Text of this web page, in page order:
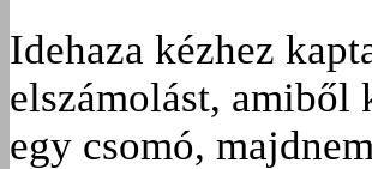
Idehaza kézhez
elszámolást, amiből
egy csomó,